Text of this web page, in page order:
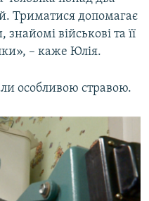
Триматися допомагає
військові та її
– каже Юлія.
особливою стравою.